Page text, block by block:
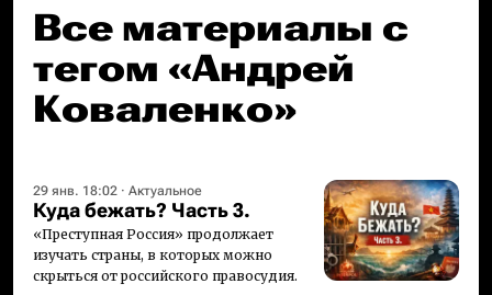
Все материалы c
тегом «Андрей
Коваленко»
29 янв. 18:02 · Актуальное
Куда бежать? Часть 3.
«Преступная Россия» продолжает
изучать страны, в которых можно
скрыться от российского правосудия.